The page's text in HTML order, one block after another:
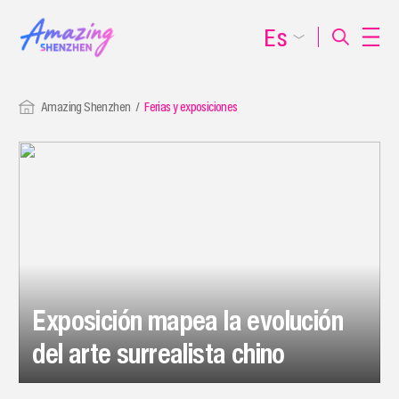
Amazing Shenzhen Ferias y exposiciones
Exposición mapea la evolución
del arte surrealista chino
Es